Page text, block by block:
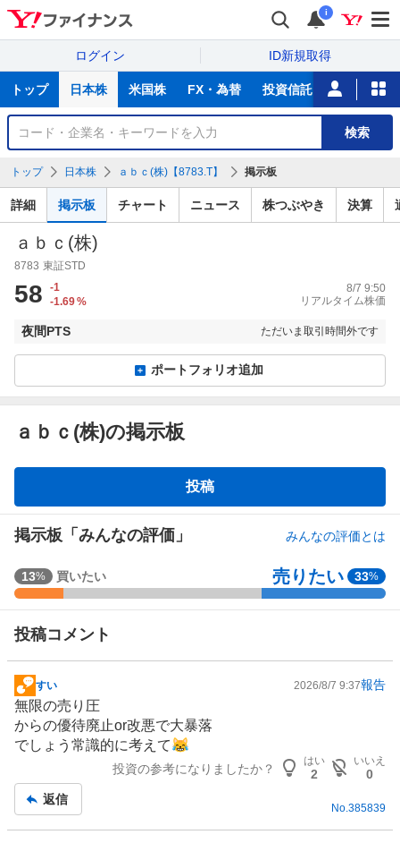
i
ログイン ID新規取得
サ
トップ 日本株 米国株 FX・為替 投資信託 ニュース
銘
検
索
検索
トップ 日本株 ａｂｃ(株)【8783.T】 掲示板
詳細 掲示板 チャート ニュース 株つぶやき 決算
ａｂｃ(株)
8783 東証STD
58
-1
-1.69%
8/7 9:50
リアルタイム株価
夜間PTS ただいま取引時間外です
ポートフォリオ追加
ａｂｃ(株)の掲示板
板
投稿
掲示板「みんなの評価」 みんなの評価とは
強
く
い
い
0
%
、
買
い
1
13% 買いたい 売りたい 33%
投稿コメント
掲
示
板
記
すい 2026/8/7 9:37報告
無限の売り圧
からの優待廃止or改悪で大暴落
でしょう常識的に考えて😹
投資の参考になりましたか？
はい
2
いいえ
0
返信
No.385839